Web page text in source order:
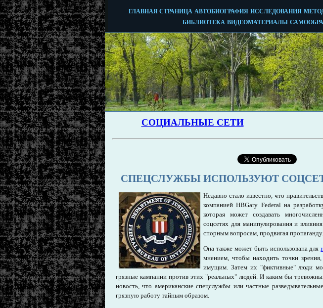
СПЕЦСЛУЖБЫ ИСПОЛЬЗУЮТ
Недавно стало известно, что
компанией HBGary Federal на
которая может создавать
соцсетях для манипулирования и
спорным вопросам, продвигая пропаганду.
Она также может быть использована для
мнением, чтобы находить точки
имущим. Затем их "фиктивные" люди
грязные кампании против этих "реальных" людей. И каким бы
новость, что американские спецслужбы или частные
грязную работу тайным образом.